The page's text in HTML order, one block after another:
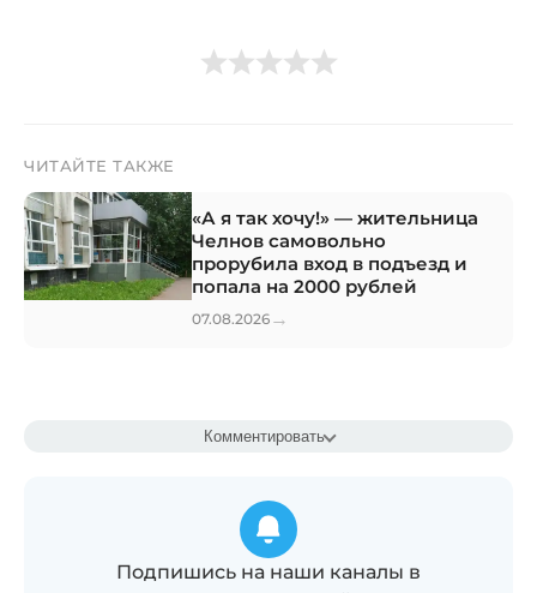
ЧИТАЙТЕ ТАКЖЕ
«А я так хочу!» — жительница
Челнов самовольно
прорубила вход в подъезд и
попала на 2000 рублей
07.08.2026 →
Комментировать
Подпишись на наши каналы в